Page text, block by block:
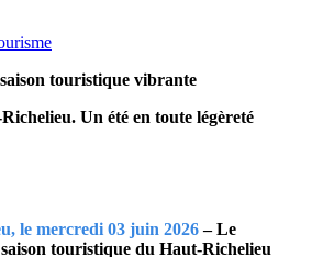
touristique vibrante
Un été en toute légèreté
le mercredi 03 juin 2026– Le
touristique du Haut-Richelieu